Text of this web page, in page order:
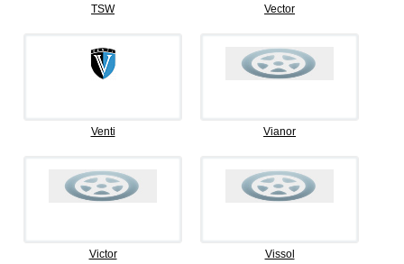
TSW Vector
Venti Vianor
Victor Vissol